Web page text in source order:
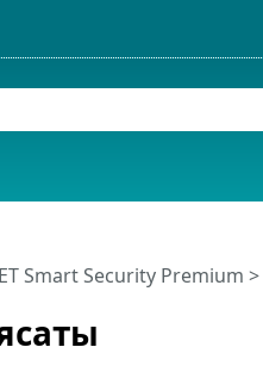
Smart Security Premium >